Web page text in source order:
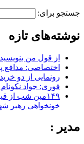
جستجو برای:
نوشته‌های تازه
از قول من
اختصاصی: مدافع
رونمایی از دو
فوری: جواد
۱۴۹مین شب
خونخواهی رهبر
مدیر :